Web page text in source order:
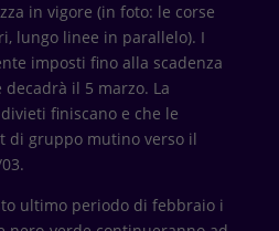
in vigore (in foto: le corse
lungo linee in parallelo). I
imposti fino alla scadenza
il 5 marzo. La
finiscano e che le
di gruppo mutino verso il
ultimo periodo di febbraio i